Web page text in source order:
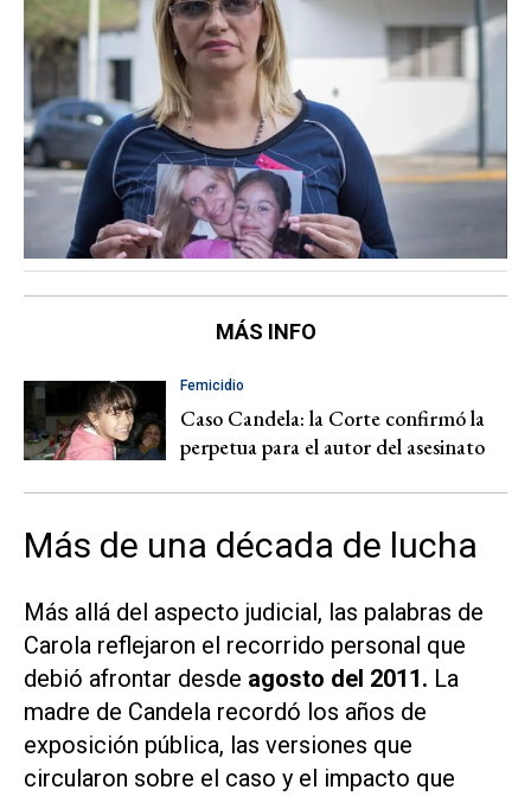
MÁS INFO
Femicidio
Caso Candela: la Corte confirmó la
perpetua para el autor del asesinato
Más de una década de lucha
Más allá del aspecto judicial, las palabras de
Carola reflejaron el recorrido personal que
debió afrontar desde agosto del 2011. La
madre de Candela recordó los años de
exposición pública, las versiones que
circularon sobre el caso y el impacto que